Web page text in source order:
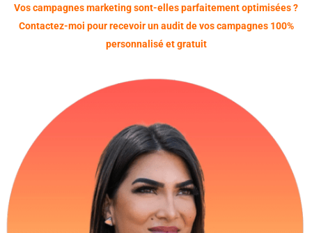
Vos campagnes marketing sont-elles parfaitement optimisées ?
Contactez-moi pour recevoir un audit de vos campagnes 100%
personnalisé et gratuit